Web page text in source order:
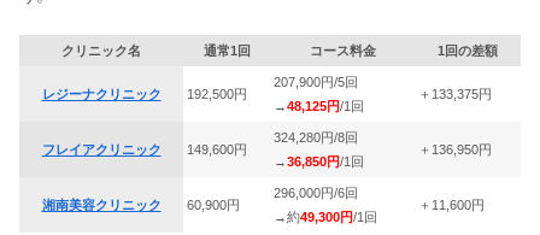
クリニック名 通常1回 コース料金 1回の差額
レジーナクリニック 192,500円
207,900円/5回
→48,125円/1回
＋133,375円
フレイアクリニック 149,600円
324,280円/8回
→36,850円/1回
＋136,950円
湘南美容クリニック 60,900円
296,000円/6回
→約49,300円/1回
＋11,600円